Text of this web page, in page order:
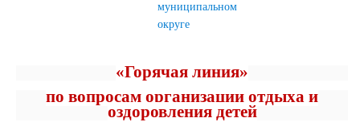
муниципальном
округе
«Горячая линия»
по вопросам организации отдыха и
оздоровления детей